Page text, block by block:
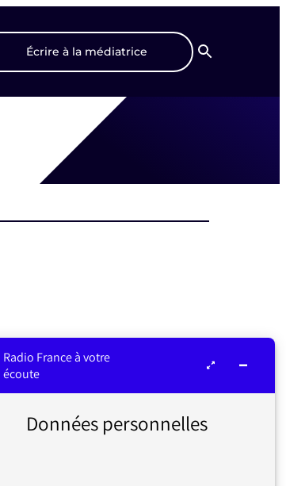
Écrire à la médiatrice
Recherche
Radio France à votre
écoute
Données personnelles